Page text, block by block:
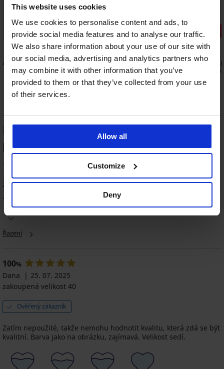
This website uses cookies
We use cookies to personalise content and ads, to
provide social media features and to analyse our traffic.
We also share information about your use of our site with
our social media, advertising and analytics partners who
may combine it with other information that you’ve
provided to them or that they’ve collected from your use
of their services.
Allow all
Customize
Deny
I
Výprodej
Sleva -70%
4,8
Spodní díl plavek Glitter Orange
330 Kč1 099 Kč
Sleva -70%
Spodní díl
999
HODNOCENÍ PRODUKTU Spodní díl
plavek Rhuba
100
2 zákazníků produkt hodnotilo
100 zákazníků produkt doporučuje
Řazení
100%
Dana
25. 07. 2025
zakoupená velikost 40
Ověřený zákazník
Zatím nepoužité, takže nemohu hodnotit kvalitu, která zdá se být
kvalitní. Barva jako na obrázku, zajímavá. Velikost sedí.